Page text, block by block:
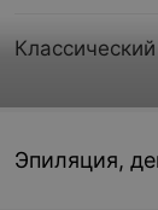
Эпиляция,